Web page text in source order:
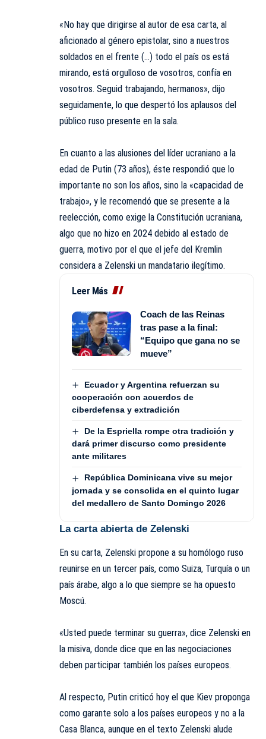
«No hay que dirigirse al autor de esa carta, al
aficionado al género epistolar, sino a nuestros
soldados en el frente (…) todo el país os está
mirando, está orgulloso de vosotros, confía en
vosotros. Seguid trabajando, hermanos», dijo
seguidamente, lo que despertó los aplausos del
público ruso presente en la sala.
En cuanto a las alusiones del líder ucraniano a la
edad de Putin (73 años), éste respondió que lo
importante no son los años, sino la «capacidad de
trabajo», y le recomendó que se presente a la
reelección, como exige la Constitución ucraniana,
algo que no hizo en 2024 debido al estado de
guerra, motivo por el que el jefe del Kremlin
considera a Zelenski un mandatario ilegítimo.
Leer Más
Coach de las Reinas
tras pase a la final:
“Equipo que gana no se
mueve”
Ecuador y Argentina refuerzan su
cooperación con acuerdos de
ciberdefensa y extradición
De la Espriella rompe otra tradición y
dará primer discurso como presidente
ante militares
República Dominicana vive su mejor
jornada y se consolida en el quinto lugar
del medallero de Santo Domingo 2026
La carta abierta de Zelenski
En su carta, Zelenski propone a su homólogo ruso
reunirse en un tercer país, como Suiza, Turquía o un
país árabe, algo a lo que siempre se ha opuesto
Moscú.
«Usted puede terminar su guerra», dice Zelenski en
la misiva, donde dice que en las negociaciones
deben participar también los países europeos.
Al respecto, Putin criticó hoy el que Kiev proponga
como garante solo a los países europeos y no a la
Casa Blanca, aunque en el texto Zelenski alude